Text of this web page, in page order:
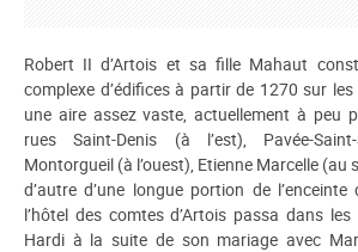
Robert II d’Artois et sa fille Mahaut
complexe d’édifices à partir de 1270 sur
une aire assez vaste, actuellement à peu
rues Saint-Denis (à l’est), Pavée-
Montorgueil (à l’ouest), Etienne Marcelle (au
d’autre d’une longue portion de
l’hôtel des comtes d’Artois passa dans
Hardi à la suite de son mariage avec